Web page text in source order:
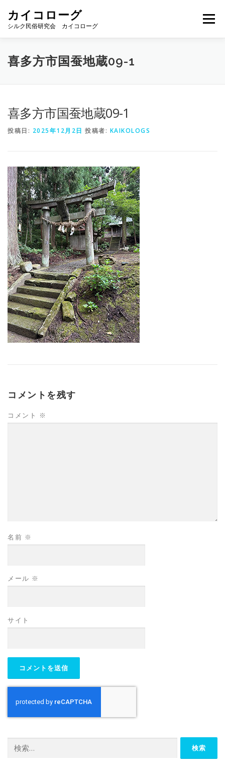
カイコローグ
シルク民俗研究会 カイコローグ
メニュー
カイコローグの歩み 資料館図書
喜多方市国蚕地蔵09-1
喜多方市国蚕地蔵09-1
投稿日: 2025年12月2日 投稿者: KAIKOLOGS
コメントを残す
コメント ※
名前 ※
メール ※
サイト
索: